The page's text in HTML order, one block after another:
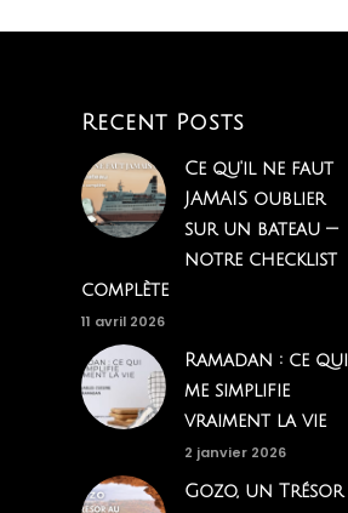
Recent Posts
Ce qu'il ne faut
JAMAIS oublier
sur un bateau —
notre checklist
complète
11 avril 2026
Ramadan : ce qui
me simplifie
vraiment la vie
2 janvier 2026
Gozo, un Trésor